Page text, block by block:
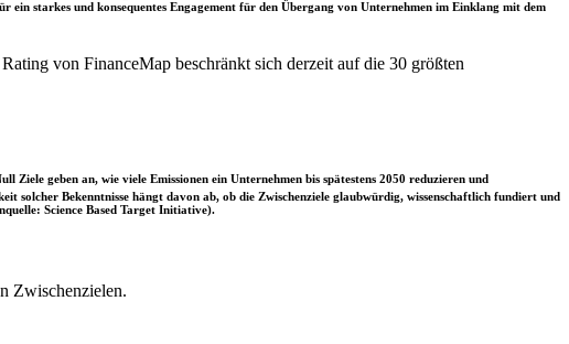
starkes und konsequentes Engagement für den Übergang von Unternehmen im Einklang mit dem
von FinanceMap beschränkt sich derzeit auf die 30 größten
geben an, wie viele Emissionen ein Unternehmen bis spätestens 2050 reduzieren und
solcher Bekenntnisse hängt davon ab, ob die Zwischenziele glaubwürdig, wissenschaftlich fundiert und
Science Based Target Initiative).
Zwischenzielen.